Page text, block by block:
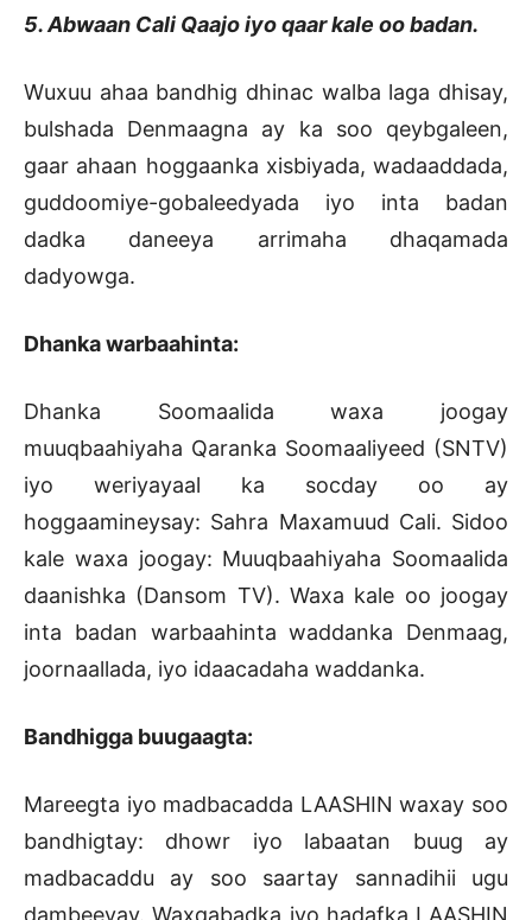
5. Abwaan Cali Qaajo iyo qaar kale oo badan.
Wuxuu ahaa bandhig dhinac walba laga dhisay,
bulshada Denmaagna ay ka soo qeybgaleen,
gaar ahaan hoggaanka xisbiyada, wadaaddada,
guddoomiye-gobaleedyada iyo inta badan
dadka daneeya arrimaha dhaqamada
dadyowga.
Dhanka warbaahinta:
Dhanka Soomaalida waxa joogay
muuqbaahiyaha Qaranka Soomaaliyeed (SNTV)
iyo weriyayaal ka socday oo ay
hoggaamineysay: Sahra Maxamuud Cali. Sidoo
kale waxa joogay: Muuqbaahiyaha Soomaalida
daanishka (Dansom TV). Waxa kale oo joogay
inta badan warbaahinta waddanka Denmaag,
joornaallada, iyo idaacadaha waddanka.
Bandhigga buugaagta:
Mareegta iyo madbacadda LAASHIN waxay soo
bandhigtay: dhowr iyo labaatan buug ay
madbacaddu ay soo saartay sannadihii ugu
dambeeyay. Waxqabadka iyo hadafka LAASHIN